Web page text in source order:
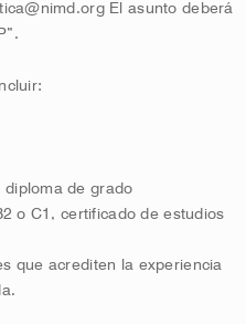
El asunto deberá
diploma de grado
o C1, certificado de estudios
que acrediten la experiencia